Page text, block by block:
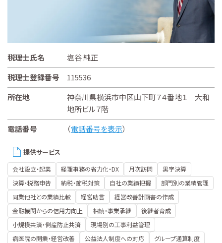
税理士氏名
塩谷 純正
税理士登録番号
115536
所在地
神奈川県横浜市中区山下町７４番地１ 大和
地所ビル７階
電話番号
（電話番号を表示）
提供サービス
会社設立・起業 経理事務の省力化・DX 月次訪問
黒字決算
決算・税務申告
納税・節税対策 自社の業績把握
部門別の業績管理
同業他社との業績比較
経営助言
経営改善計画書の作成
金融機関からの信用力向上
相続・事業承継
後継者育成
小規模共済・倒産防止共済
現場別の工事利益管理
病医院の開業・経営改善
公益法人制度への対応
グループ通算制度